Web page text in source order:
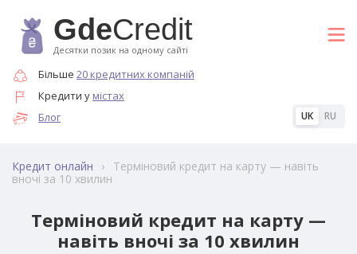
GdeCredit
Десятки позик на одному сайті
Більше 20 кредитних компаній
Кредити у містах
Блог
UK RU
Кредит онлайн ›
Терміновий кредит на карту — навіть
вночі за 10 хвилин
Терміновий кредит на карту —
навіть вночі за 10 хвилин